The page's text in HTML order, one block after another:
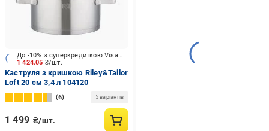
1 424.05 ₴/шт.
До -10% з суперкредиткою Visa Вигода
Каструля з кришкою Riley&Tailor
Loft 20 см 3,4 л 104120
6 5 варіантів
1 499 ₴/шт.